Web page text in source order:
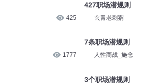
425
1777
427职场潜规则
玄青老刺猬
7条职场潜规则
人性商战_施念
3个职场潜规则